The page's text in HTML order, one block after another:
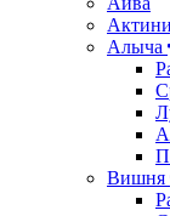
Алыча
Вишня